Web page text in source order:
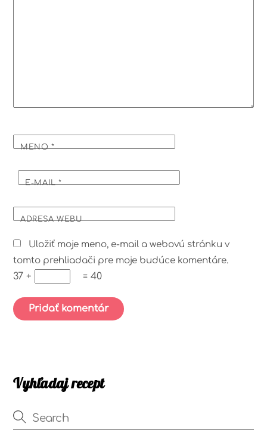
MENO*
E-MAIL*
ADRESA WEBU
Uložiť moje meno, e-mail a webovú stránku v
tomto prehliadači pre moje budúce komentáre.
37 + = 40
Vyhľadaj recept